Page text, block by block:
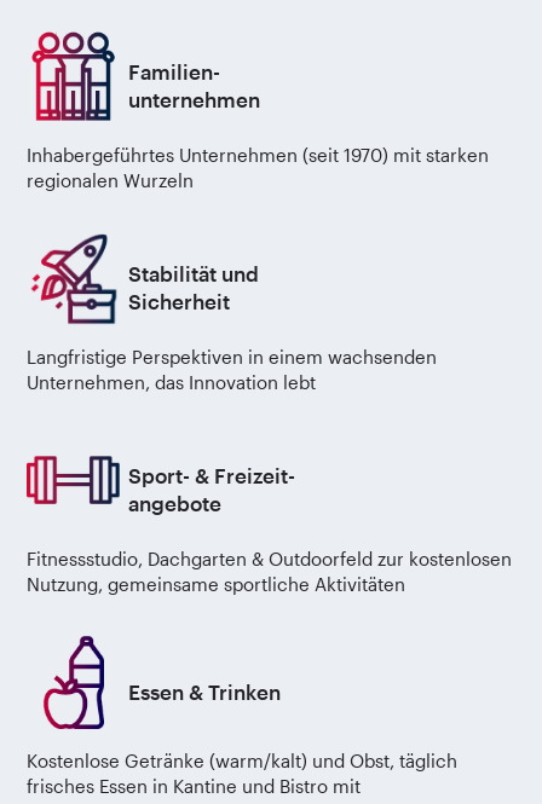
Familien-
unternehmen
Inhabergeführtes Unternehmen (seit 1970) mit starken
regionalen Wurzeln
Stabilität und
Sicherheit
Langfristige Perspektiven in einem wachsenden
Unternehmen, das Innovation lebt
Sport- & Freizeit-
angebote
Fitnessstudio, Dachgarten & Outdoorfeld zur kostenlosen
Nutzung, gemeinsame sportliche Aktivitäten
Essen & Trinken
Kostenlose Getränke (warm/kalt) und Obst, täglich
frisches Essen in Kantine und Bistro mit